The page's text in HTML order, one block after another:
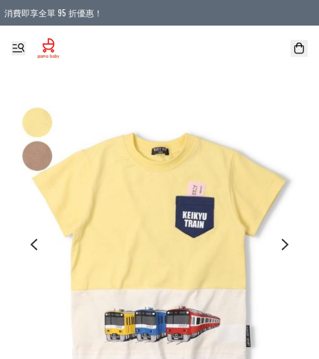
消費即享全單 95 折優惠！
購物滿 HKD 900.00即享免運費優惠！（適用於 本地送貨、本地取貨 )